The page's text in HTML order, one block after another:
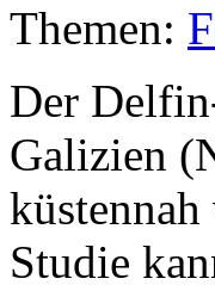
Themen:
Der
Galizien
Studie